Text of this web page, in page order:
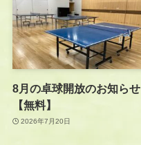
8月の卓球開放のお知らせ
【無料】
2026年7月20日